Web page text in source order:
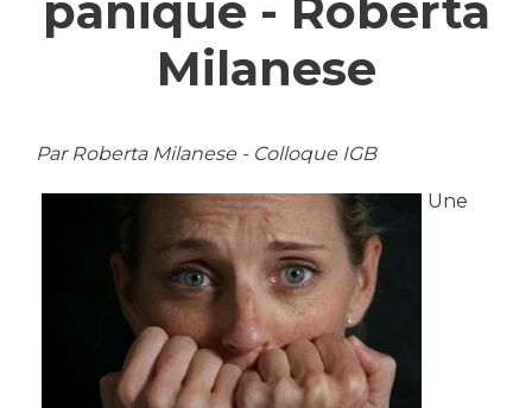
Milanese
Par Roberta Milanese - Colloque IGB
Une